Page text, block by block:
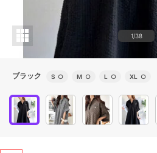
1/38
ブラック S ○ M ○ L ○ XL ○